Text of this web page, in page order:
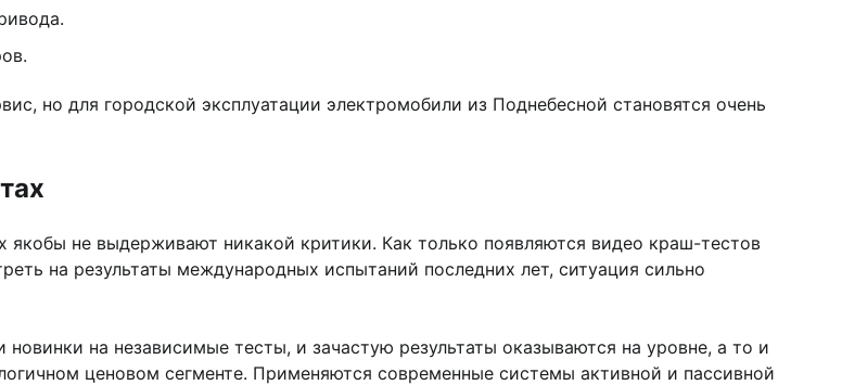
но для городской эксплуатации электромобили из Поднебесной становятся очень
не выдерживают никакой критики. Как только появляются видео краш-тестов
на результаты международных испытаний последних лет, ситуация сильно
на независимые тесты, и зачастую результаты оказываются на уровне, а то и
ценовом сегменте. Применяются современные системы активной и пассивной